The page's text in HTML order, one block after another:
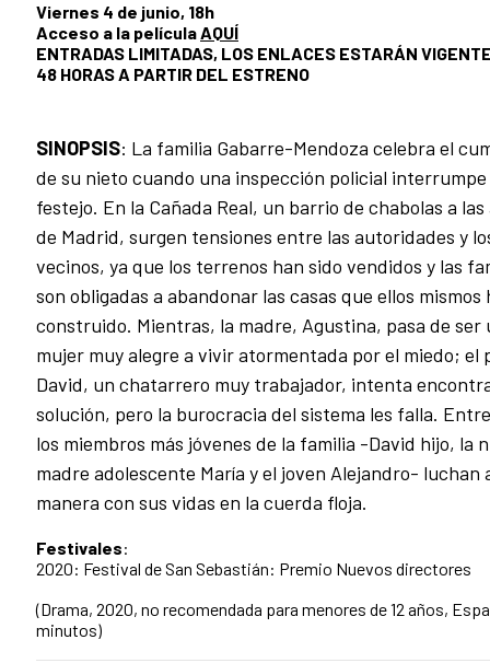
Viernes 4 de junio, 18h
Acceso a la películaAQUÍ
ENTRADAS LIMITADAS, LOS ENLACES ESTARÁN
48 HORAS A PARTIR DEL ESTRENO
SINOPSIS: La familia Gabarre-Mendoza celebra el
de su nieto cuando una inspección policial interrumpe
festejo. En la Cañada Real, un barrio de chabolas a
de Madrid, surgen tensiones entre las autoridades y
vecinos, ya que los terrenos han sido vendidos y las
son obligadas a abandonar las casas que ellos mismos
construido. Mientras, la madre, Agustina, pasa de ser
mujer muy alegre a vivir atormentada por el miedo; el
David, un chatarrero muy trabajador, intenta
solución, pero la burocracia del sistema les falla.
los miembros más jóvenes de la familia -David hijo, la
madre adolescente María y el joven Alejandro- luchan
manera con sus vidas en la cuerda floja.
Festivales:
2020: Festival de San Sebastián: Premio Nuevos directores
(Drama, 2020, no recomendada para menores de 12 años,
minutos)